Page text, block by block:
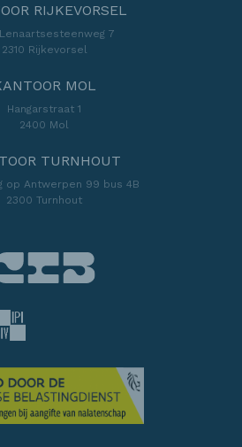
RIJKEVORSEL
7
2310 Rijkevorsel
MOL
Hangarstraat 1
2400 Mol
TURNHOUT
op Antwerpen 99 bus 4B
2300 Turnhout